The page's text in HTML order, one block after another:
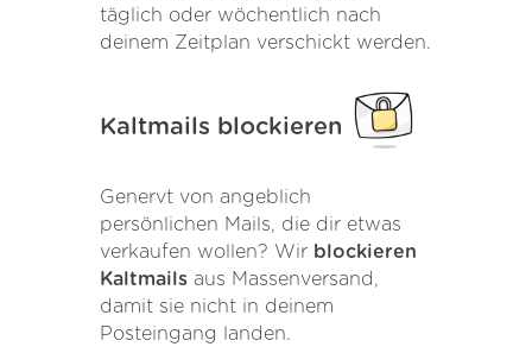
täglich oder wöchentlich nach
deinem Zeitplan verschickt werden.
Kaltmails blockieren
Genervt von angeblich
persönlichen Mails, die dir etwas
verkaufen wollen? Wir blockieren
Kaltmails aus Massenversand,
damit sie nicht in deinem
Posteingang landen.